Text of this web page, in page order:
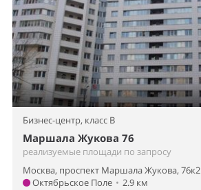
Бизнес-центр, класс B
Маршала Жукова 76
реализуемые площади по запросу
Москва, проспект Маршала Жукова, 76к2
Октябрьское Поле • 2.9 км